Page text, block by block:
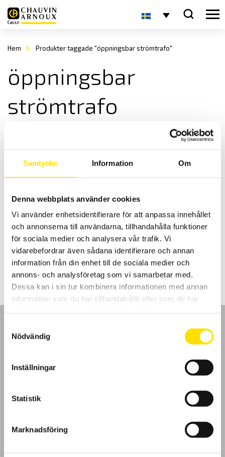
Samtycke Information Om
Denna webbplats använder cookies
Vi använder enhetsidentifierare för att anpassa innehållet
och annonserna till användarna, tillhandahålla funktioner
för sociala medier och analysera vår trafik. Vi
vidarebefordrar även sådana identifierare och annan
information från din enhet till de sociala medier och
annons- och analysföretag som vi samarbetar med.
Dessa kan i sin tur kombinera informationen med annan
information som du har tillhandahållit eller som de har
Nödvändig
Inställningar
Statistik
Marknadsföring
Hem Produkter taggade "öppningsbar strömtrafo"
öppningsbar
strömtrafo
Strömtransformatorer
Strömtransformatorer för primära strömmar från 1 A till 6000 A.
Mätosäkerhetsklasser 0,2s, 0,5, 1, och 3 beroende på modell.
LÄS MER